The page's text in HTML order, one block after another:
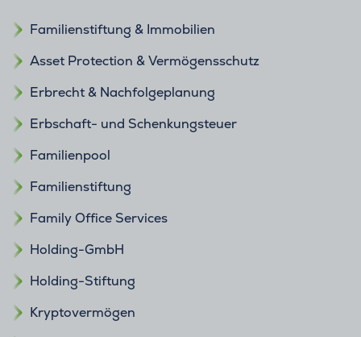
Familienstiftung & Immobilien
Asset Protection & Vermögensschutz
Erbrecht & Nachfolgeplanung
Erbschaft- und Schenkungsteuer
Familienpool
Familienstiftung
Family Office Services
Holding-GmbH
Holding-Stiftung
Kryptovermögen